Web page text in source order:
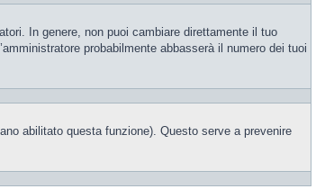
In genere, non puoi cambiare direttamente il tuo
probabilmente abbasserà il numero dei tuoi
abilitato questa funzione). Questo serve a prevenire